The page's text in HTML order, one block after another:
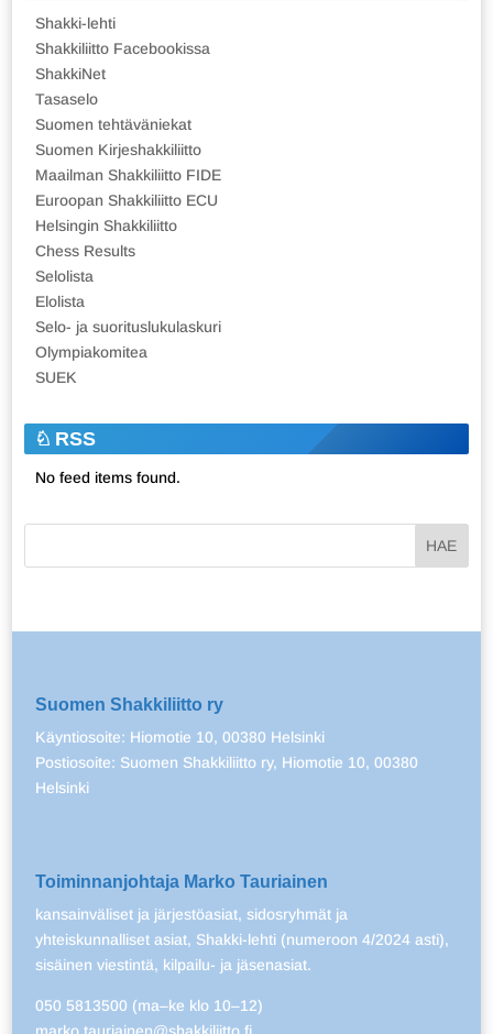
Shakki-lehti
Shakkiliitto Facebookissa
ShakkiNet
Tasaselo
Suomen tehtäväniekat
Suomen Kirjeshakkiliitto
Maailman Shakkiliitto FIDE
Euroopan Shakkiliitto ECU
Helsingin Shakkiliitto
Chess Results
Selolista
Elolista
Selo- ja suorituslukulaskuri
Olympiakomitea
SUEK
RSS
No feed items found.
Suomen Shakkiliitto ry
Käyntiosoite: Hiomotie 10, 00380 Helsinki
Postiosoite: Suomen Shakkiliitto ry, Hiomotie 10, 00380
Helsinki
Toiminnanjohtaja Marko Tauriainen
kansainväliset ja järjestöasiat, sidosryhmät ja
yhteiskunnalliset asiat, Shakki-lehti (numeroon 4/2024 asti),
sisäinen viestintä, kilpailu- ja jäsenasiat.
050 5813500 (ma–ke klo 10–12)